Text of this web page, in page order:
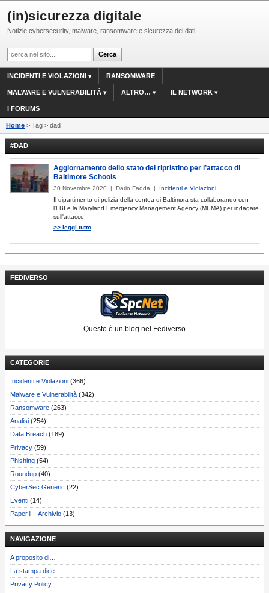
(in)sicurezza digitale
Notizie cybersecurity, malware, ransomware e sicurezza dei dati
INCIDENTI E VIOLAZIONI RANSOMWARE
MALWARE E VULNERABILITÀ ALTRO… IL NETWORK
I FORUMS
Home > Tag > dad
FEDIVERSO
Questo è un blog nel Fediverso
CATEGORIE
Incidenti e Violazioni (366)
Malware e Vulnerabilità (342)
Ransomware (263)
Analisi (254)
Data Breach (189)
Privacy (59)
Phishing (54)
Roundup (40)
CyberSec Generic (22)
Eventi (14)
Paper.li – Archivio (13)
NAVIGAZIONE
A proposito di…
La stampa dice
Privacy Policy
#DAD
Aggiornamento dello stato del ripristino per l’attacco di
Baltimore Schools
30 Novembre 2020 | Dario Fadda | Incidenti e Violazioni
Il dipartimento di polizia della contea di Baltimora sta collaborando con
l'FBI e la Maryland Emergency Management Agency (MEMA) per indagare
sull'attacco
>> leggi tutto